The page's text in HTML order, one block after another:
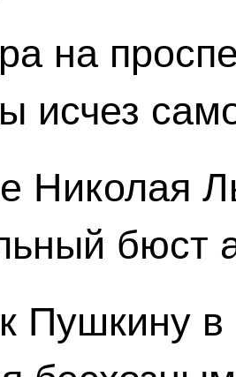
на
исчез
Николая
бюст
Пушкину